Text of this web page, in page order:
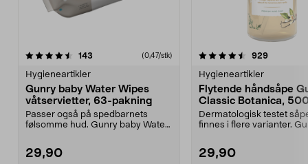
143 (0,47/stk)
Hygieneartikler
Gunry baby Water Wipes
våtservietter, 63-pakning
Passer også på spedbarnets
følsomme hud. Gunry baby Water
29,90
4.5 av 5 stjerner 929
Hygieneartikler
Flytende håndsåpe
Classic Botanica,
Dermatologisk testet
finnes i flere varianter.
29,90
4.5 av 5 stjerner